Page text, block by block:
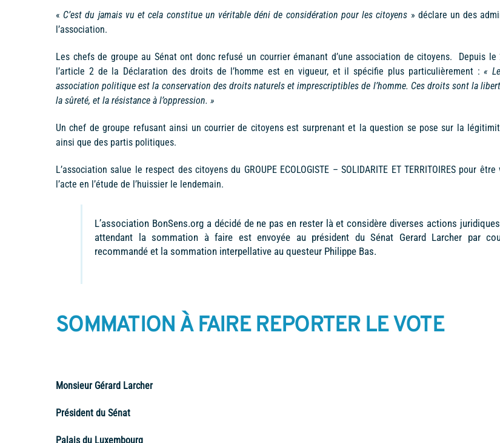
« C’est du jamais vu et cela constitue un véritable déni de considération pour les citoyens » déclare un des
l’association.
Les chefs de groupe au Sénat ont donc refusé un courrier émanant d’une association de citoyens. Depuis le
l’article 2 de la Déclaration des droits de l’homme est en vigueur, et il spécifie plus particulièrement :«
association politique est la conservation des droits naturels et imprescriptibles de l’homme. Ces droits sont la
la sûreté, et la résistance à l’oppression. »
Un chef de groupe refusant ainsi un courrier de citoyens est surprenant et la question se pose sur la
ainsi que des partis politiques.
L’association salue le respect des citoyens du GROUPE ECOLOGISTE – SOLIDARITE ET TERRITOIRES pour
l’acte en l’étude de l’huissier le lendemain.
L’association BonSens.org a décidé de ne pas en rester là et considère diverses actions
attendant la sommation à faire est envoyée au président du Sénat Gerard Larcher par
recommandé et la sommation interpellative au questeur Philippe Bas.
SOMMATION À FAIRE REPORTER LE VOTE
Monsieur Gérard Larcher
Président du Sénat
Palais du Luxembourg